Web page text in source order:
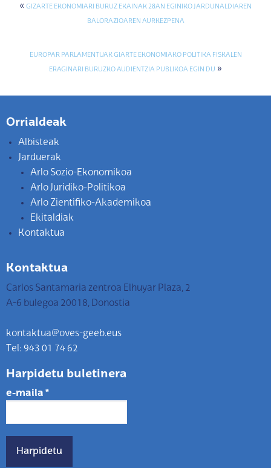
« GIZARTE EKONOMIARI BURUZ EKAINAK 28AN EGINIKO JARDUNALDIAREN
BALORAZIOAREN AURKEZPENA
EUROPAR PARLAMENTUAK GIARTE EKONOMIAKO POLITIKA FISKALEN
ERAGINARI BURUZKO AUDIENTZIA PUBLIKOA EGIN DU »
Orrialdeak
Albisteak
Jarduerak
Arlo Sozio-Ekonomikoa
Arlo Juridiko-Politikoa
Arlo Zientifiko-Akademikoa
Ekitaldiak
Kontaktua
Kontaktua
Carlos Santamaria zentroa Elhuyar Plaza, 2
A-6 bulegoa 20018, Donostia
kontaktua@oves-geeb.eus
Tel: 943 01 74 62
Harpidetu buletinera
e-maila *